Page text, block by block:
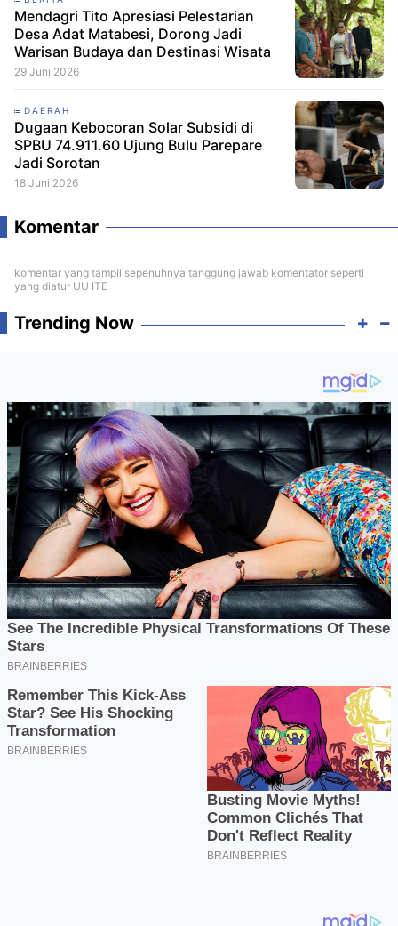
Mendagri Tito Apresiasi Pelestarian
Desa Adat Matabesi, Dorong Jadi
Warisan Budaya dan Destinasi Wisata
29 Juni 2026
DAERAH
Dugaan Kebocoran Solar Subsidi di
SPBU 74.911.60 Ujung Bulu Parepare
Jadi Sorotan
18 Juni 2026
Komentar
komentar yang tampil sepenuhnya tanggung jawab komentator seperti
yang diatur UU ITE
Trending Now